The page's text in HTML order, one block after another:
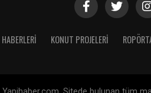
KONUT PROJELERI